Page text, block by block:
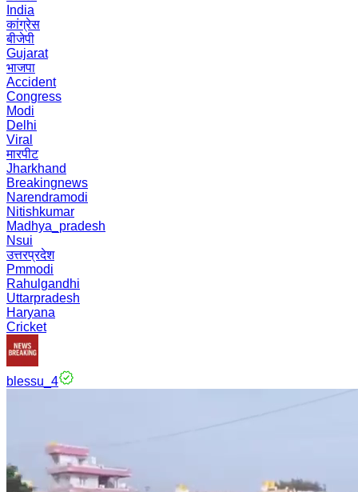
India
कांग्रेस
बीजेपी
Gujarat
भाजपा
Accident
Congress
Modi
Delhi
Viral
मारपीट
Jharkhand
Breakingnews
Narendramodi
Nitishkumar
Madhya_pradesh
Nsui
उत्तरप्रदेश
Pmmodi
Rahulgandhi
Uttarpradesh
Haryana
Cricket
blessu_4